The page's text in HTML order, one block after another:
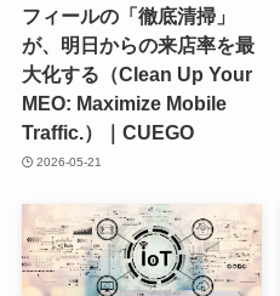
フィールの「徹底清掃」
が、明日からの来店率を最
大化する（Clean Up Your
MEO: Maximize Mobile
Traffic.）｜CUEGO
2026-05-21